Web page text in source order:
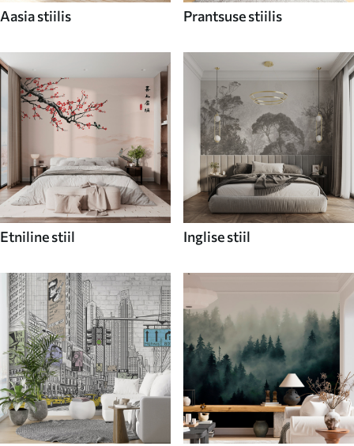
Aasia stiilis Prantsuse stiilis
Etniline stiil Inglise stiil